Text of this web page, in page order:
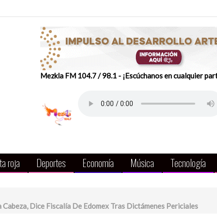
Mezkla FM 104.7 / 98.1 - ¡Escúchanos en cualquier
roja Deportes Economía Música Tecnología
Dice Fiscalía De Edomex Tras Dictámenes Periciales